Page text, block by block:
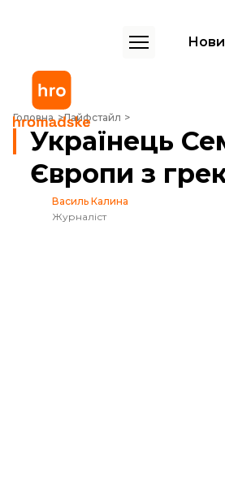
Головна Лайфстайл
Українець Семен Новіков став
Українець
Європи з
Василь Калина
Журналіст